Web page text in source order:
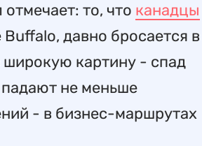
то, что канадцы
давно бросается в
широкую картину - спад
падают не меньше
- в бизнес-маршрутах